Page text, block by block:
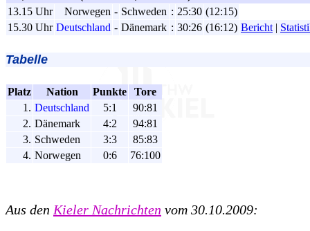
13.15 Uhr
Norwegen - Schweden : 25:30 (12:15)
15.30 Uhr Deutschland - Dänemark : 30:26 (16:12) Bericht |
Tabelle
Platz Nation Punkte
Tore
1. Deutschland 5:1
90:81
2. Dänemark 4:2
94:81
3. Schweden 3:3
85:83
4. Norwegen 0:6 76:100
Aus den Kieler Nachrichten vom 30.10.2009: